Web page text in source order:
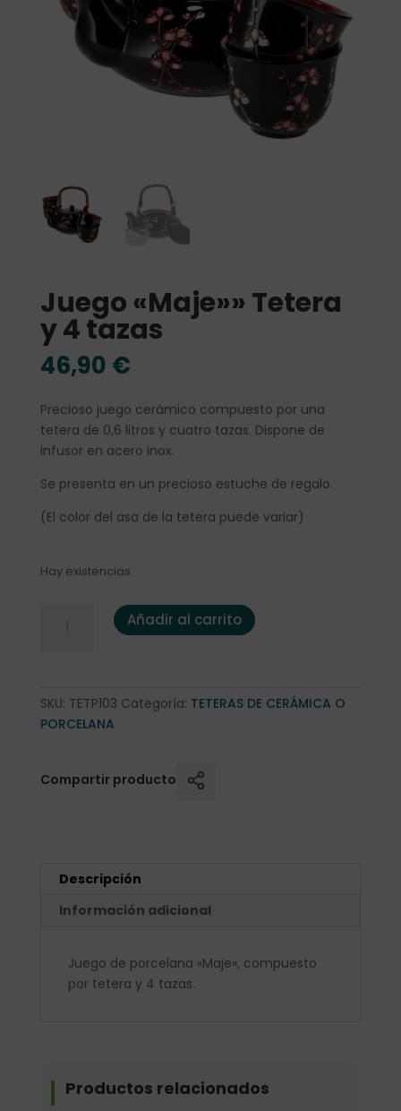
Juego «Maje»» Tetera
y 4 tazas
46,90 €
Precioso juego cerámico compuesto por una
tetera de 0,6 litros y cuatro tazas. Dispone de
infusor en acero inox.
Se presenta en un precioso estuche de regalo.
(El color del asa de la tetera puede variar)
Hay existencias
Juego "Maje"" Tetera y 4 tazas cantidad
Añadir al carrito
SKU: TETP103 Categoría: TETERAS DE CERÁMICA O
PORCELANA
Compartir producto
Descripción
Información adicional
Juego de porcelana «Maje», compuesto
por tetera y 4 tazas.
Productos relacionados